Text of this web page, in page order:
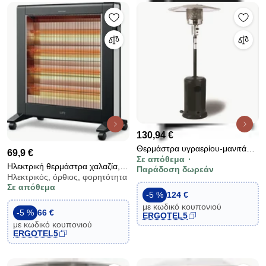
69,9 €
Ηλεκτρική θερμάστρα χαλαζία,
2800W κατάλληλη για χώρους
εώς 40τμ 58.7 x 28 x 67.1cm
Ηλεκτρικός, όρθιος, φορητότητα
Σε απόθεμα
-5 % 66 €
με κωδικό κουπονιού
ERGOTEL5
130,94 €
Θερμάστρα υγραερίου-μανιτάρι
13Kw με ελεγκτή βαλβίδας
γκαζιού για χώρους εώς 20m²
Σε απόθεμα
Παράδοση δωρεάν
-5 % 124 €
με κωδικό κουπονιού
ERGOTEL5